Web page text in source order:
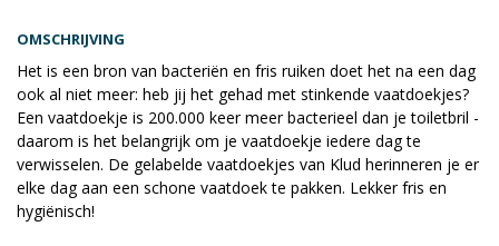
OMSCHRIJVING
Het is een bron van bacteriën en fris ruiken doet het na een dag
ook al niet meer: heb jij het gehad met stinkende vaatdoekjes?
Een vaatdoekje is 200.000 keer meer bacterieel dan je toiletbril -
daarom is het belangrijk om je vaatdoekje iedere dag te
verwisselen. De gelabelde vaatdoekjes van Klud herinneren je er
elke dag aan een schone vaatdoek te pakken. Lekker fris en
hygiënisch!